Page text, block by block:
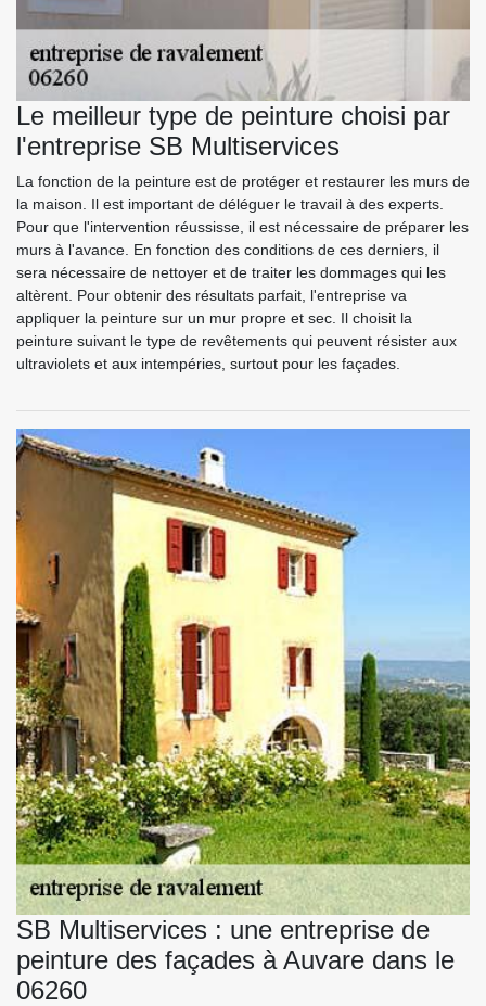
Le meilleur type de peinture choisi par
l'entreprise SB Multiservices
La fonction de la peinture est de protéger et restaurer les murs de
la maison. Il est important de déléguer le travail à des experts.
Pour que l'intervention réussisse, il est nécessaire de préparer les
murs à l'avance. En fonction des conditions de ces derniers, il
sera nécessaire de nettoyer et de traiter les dommages qui les
altèrent. Pour obtenir des résultats parfait, l'entreprise va
appliquer la peinture sur un mur propre et sec. Il choisit la
peinture suivant le type de revêtements qui peuvent résister aux
ultraviolets et aux intempéries, surtout pour les façades.
SB Multiservices : une entreprise de
peinture des façades à Auvare dans le
06260